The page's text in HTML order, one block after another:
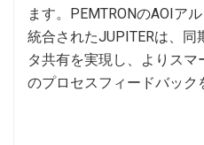
ます。PEMTRONのAOIア
統合されたJUPITERは、
タ共有を実現し、よりス
のプロセスフィードバック